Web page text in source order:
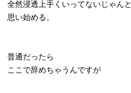
全然浸透上手くいってないじゃんと
思い始める。
普通だったら
ここで辞めちゃうんですが